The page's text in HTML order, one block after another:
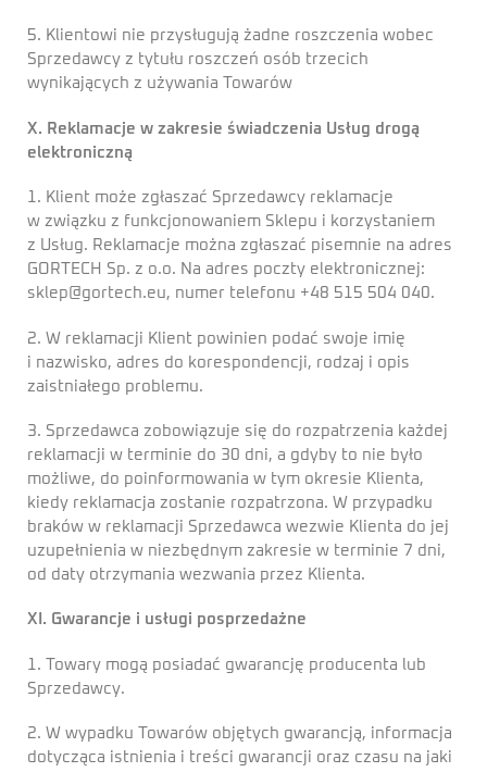
5. Klientowi nie przysługują żadne roszczenia wobec
Sprzedawcy z tytułu roszczeń osób trzecich
wynikających z używania Towarów
X. Reklamacje w zakresie świadczenia Usług drogą
elektroniczną
1. Klient może zgłaszać Sprzedawcy reklamacje
w związku z funkcjonowaniem Sklepu i korzystaniem
z Usług. Reklamacje można zgłaszać pisemnie na adres
GORTECH Sp. z o.o. Na adres poczty elektronicznej:
sklep@gortech.eu, numer telefonu +48 515 504 040.
2. W reklamacji Klient powinien podać swoje imię
i nazwisko, adres do korespondencji, rodzaj i opis
zaistniałego problemu.
3. Sprzedawca zobowiązuje się do rozpatrzenia każdej
reklamacji w terminie do 30 dni, a gdyby to nie było
możliwe, do poinformowania w tym okresie Klienta,
kiedy reklamacja zostanie rozpatrzona. W przypadku
braków w reklamacji Sprzedawca wezwie Klienta do jej
uzupełnienia w niezbędnym zakresie w terminie 7 dni,
od daty otrzymania wezwania przez Klienta.
XI. Gwarancje i usługi posprzedażne
1. Towary mogą posiadać gwarancję producenta lub
Sprzedawcy.
2. W wypadku Towarów objętych gwarancją, informacja
dotycząca istnienia i treści gwarancji oraz czasu na jaki